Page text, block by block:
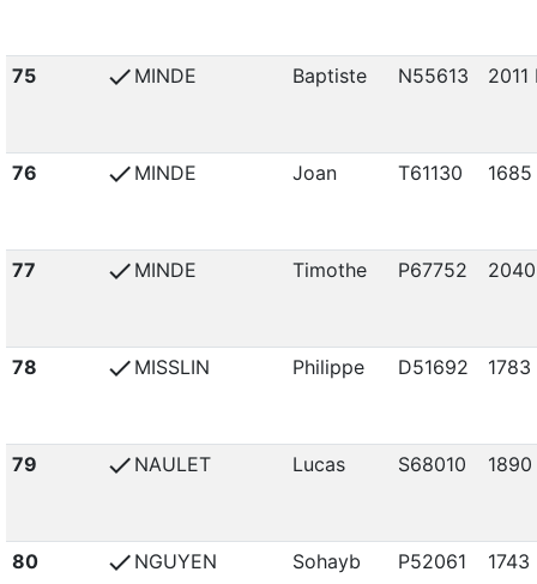
75 check MINDE Baptiste N55613 2011
76 check MINDE Joan T61130 1685
77 check MINDE Timothe P67752
78 check MISSLIN Philippe D51692 1783
79 check NAULET Lucas S68010 1890
80 check NGUYEN Sohayb P52061 1743